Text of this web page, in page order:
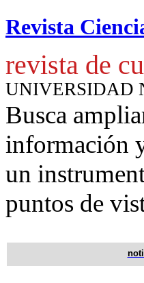
Revista
revista de
UNIVERSIDAD
Busca
información
un
puntos de